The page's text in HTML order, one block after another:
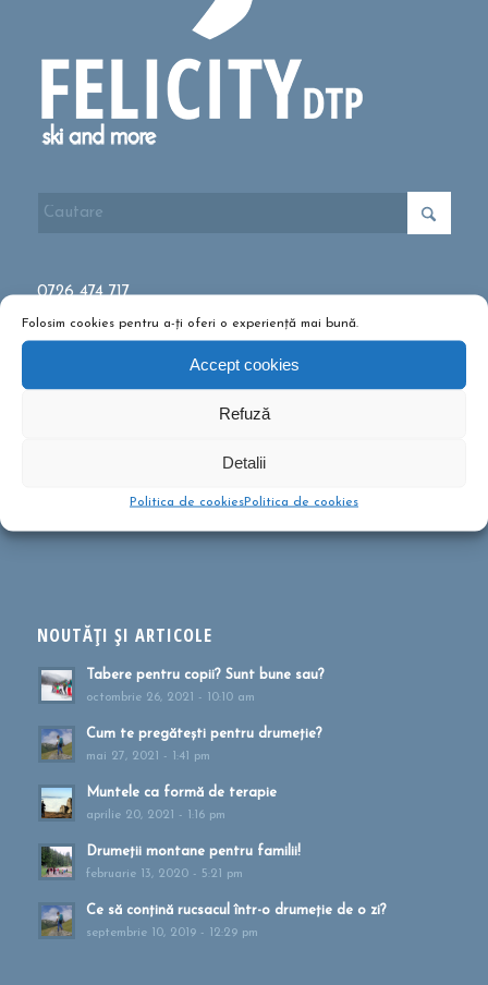
Folosim cookies pentru a-ți oferi o experiență mai bună.
Accept cookies
Refuză
Detalii
Politica de cookiesPolitica de cookies
0726 474 717
office@felicitydtp.ro
înscrie-te la Newsletter-ul CĂLĂTOREȘTE CU FELICIA&LUCA
NOUTĂȚI ȘI ARTICOLE
Tabere pentru copii? Sunt bune sau?
octombrie 26, 2021 - 10:10 am
Cum te pregătești pentru drumeție?
mai 27, 2021 - 1:41 pm
Muntele ca formă de terapie
aprilie 20, 2021 - 1:16 pm
Drumeții montane pentru familii!
februarie 13, 2020 - 5:21 pm
Ce să conțină rucsacul într-o drumeție de o zi?
septembrie 10, 2019 - 12:29 pm